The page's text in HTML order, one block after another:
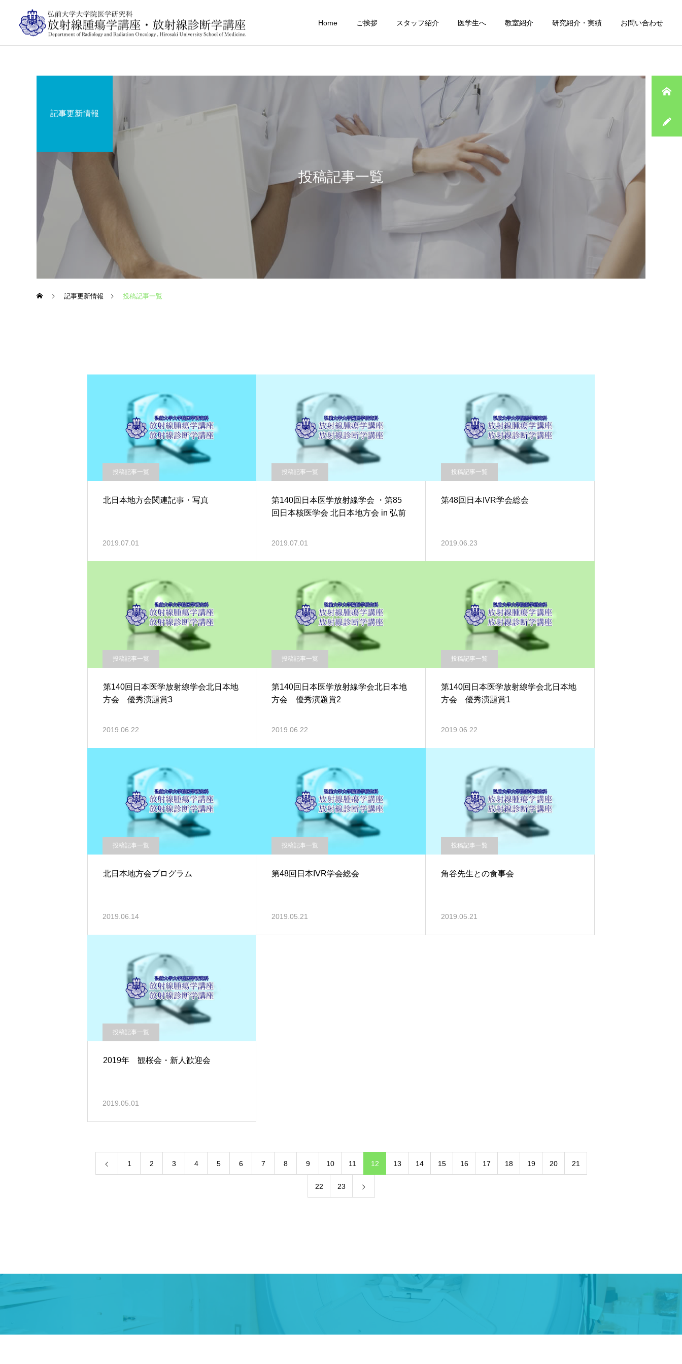
Home ご挨拶 スタッフ紹介 医学生へ 教室紹介 研究紹介・実績 お問い合わせ
投稿記事一覧
記事更新情報
記事更新情報 投稿記事一覧
投稿記事一覧
北日本地方会関連記事・写真
2019.07.01
投稿記事一覧
第140回日本医学放射線学会 ・第85
回日本核医学会 北日本地方会 in 弘前
2019.07.01
投稿記事一覧
第48回日本IVR学会総会
2019.06.23
投稿記事一覧
第140回日本医学放射線学会北日本地
方会 優秀演題賞3
2019.06.22
投稿記事一覧
第140回日本医学放射線学会北日本地
方会 優秀演題賞2
2019.06.22
投稿記事一覧
第140回日本医学放射線学会北日本地
方会 優秀演題賞1
2019.06.22
投稿記事一覧
北日本地方会プログラム
2019.06.14
投稿記事一覧
第48回日本IVR学会総会
2019.05.21
投稿記事一覧
角谷先生との食事会
2019.05.21
投稿記事一覧
2019年 観桜会・新人歓迎会
2019.05.01
1 2 3 4 5 6 7 8 9 10 11 12 13 14 15 16 17 18 19 20 21
22 23